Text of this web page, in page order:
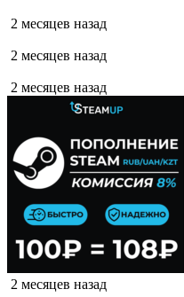
2 месяцев назад
2 месяцев назад
2 месяцев назад
2 месяцев назад